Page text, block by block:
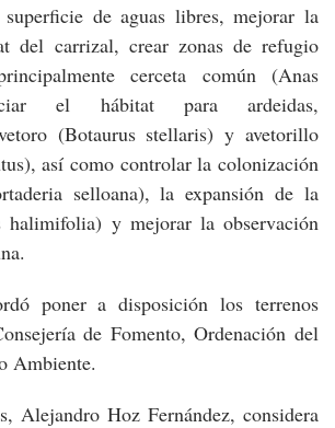
de aguas libres, mejorar la
del carrizal, crear zonas de refugio
cerceta común (Anas
el hábitat para ardeidas,
(Botaurus stellaris) y avetorillo
así como controlar la colonización
selloana), la expansión de la
halimifolia) y mejorar la observación
poner a disposición los terrenos
de Fomento, Ordenación del
Ambiente.
Alejandro Hoz Fernández, considera